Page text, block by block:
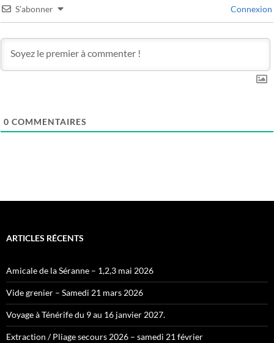
S’abonner Connexion
0 COMMENTAIRES
ARTICLES RÉCENTS
Amicale de la Séranne – 1,2,3 mai 2026
Vide grenier – Samedi 21 mars 2026
Voyage à Ténérife du 9 au 16 janvier 2027.
Extraction / Pliage secours 2026 – samedi 21 février